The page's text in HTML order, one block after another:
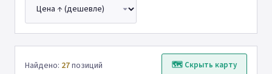
Найдено: 27позиций 🗺 Скрыть карту